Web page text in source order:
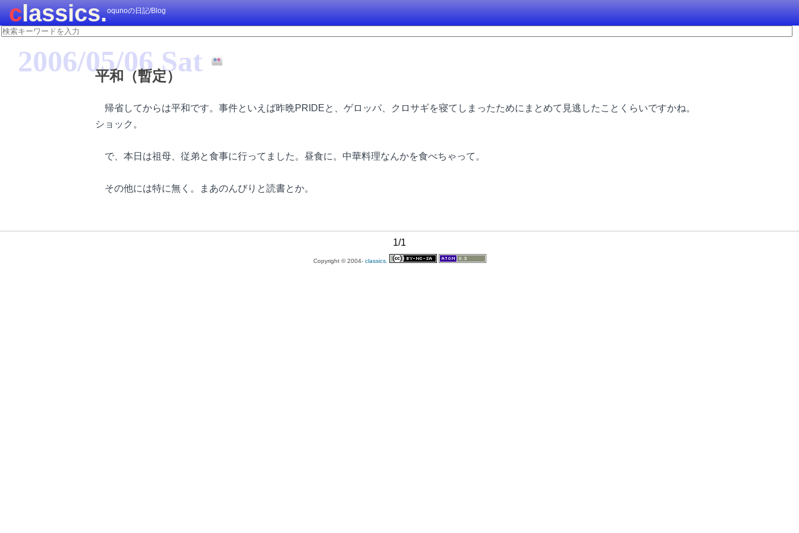
classics.oqunoの日記/Blog
2006/05/06 Sat
平和（暫定）
帰省してからは平和です。事件といえば昨晩PRIDEと、ゲロッパ、クロサギを寝てしまったためにまとめて見逃したことくらいですかね。
ショック。
で、本日は祖母、従弟と食事に行ってました。昼食に。中華料理なんかを食べちゃって。
その他には特に無く。まあのんびりと読書とか。
1/1
Copyright © 2004- classics.